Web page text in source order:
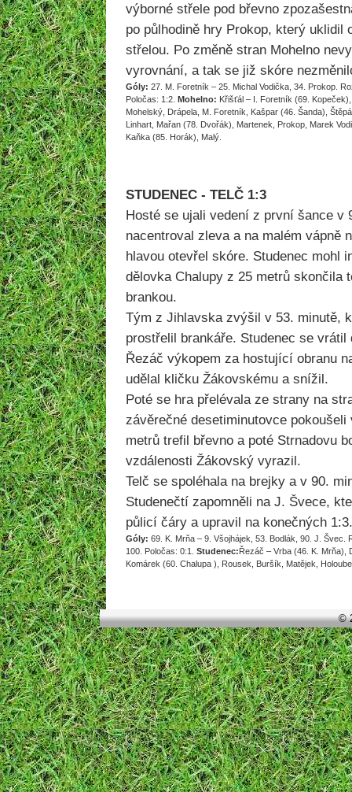
výborné střele pod břevno
po půlhodině hry Prokop, který uklidil
střelou. Po změně stran Mohelno
vyrovnání, a tak se již skóre
Góly: 27. M. Foretník – 25. Michal Vodička, 34. Prokop.
Poločas: 1:2. Mohelno: Křišťál – I. Foretník (69.
Mohelský, Drápela, M. Foretník, Kašpar (46. Šanda),
Linhart, Mařan (78. Dvořák), Martenek, Prokop, Marek
Kaňka (85. Horák), Malý.
STUDENEC - TELČ 1:3
Hosté se ujali vedení z první šance v
nacentroval zleva a na malém vápně
hlavou otevřel skóre. Studenec mohl
dělovka Chalupy z 25 metrů skončila
brankou.
Tým z Jihlavska zvýšil v 53. minutě,
prostřelil brankáře. Studenec se
Řezáč výkopem za hostující obranu
udělal kličku Žákovskému a snížil.
Poté se hra přelévala ze strany na
závěrečné desetiminutovce
metrů trefil břevno a poté Strnadovu
vzdálenosti Žákovský vyrazil.
Telč se spoléhala na brejky a v 90.
Studenečtí zapomněli na J. Švece,
půlicí čáry a upravil na konečných 1:3.
Góly: 69. K. Mrňa – 9. Všojhájek, 53. Bodlák, 90. J. Švec.
100. Poločas: 0:1. Studenec:Řezáč – Vrba (46. K. Mrňa),
Komárek (60. Chalupa ), Rousek, Buršík, Matějek,
©